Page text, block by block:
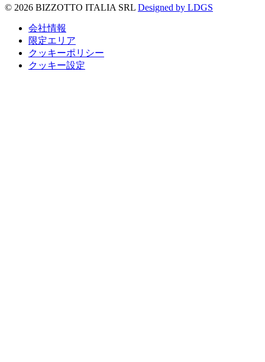
© 2026 BIZZOTTO ITALIA SRL Designed by LDGS
会社情報
限定エリア
クッキーポリシー
クッキー設定